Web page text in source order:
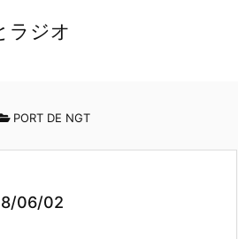
ラジオ
PORT DE NGT
06/02